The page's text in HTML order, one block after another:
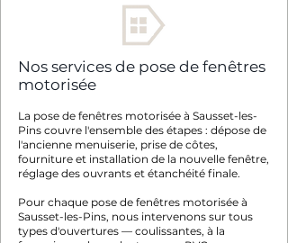
Nos services de pose de fenêtres
motorisée
La pose de fenêtres motorisée à Sausset-les-
Pins couvre l'ensemble des étapes : dépose de
l'ancienne menuiserie, prise de côtes,
fourniture et installation de la nouvelle fenêtre,
réglage des ouvrants et étanchéité finale.
Pour chaque pose de fenêtres motorisée à
Sausset-les-Pins, nous intervenons sur tous
types d'ouvertures — coulissantes, à la